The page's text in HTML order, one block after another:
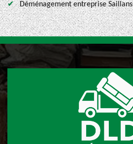
Déménagement entreprise Saillans